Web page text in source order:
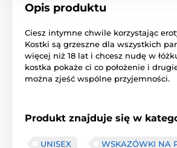
Opis produktu
Ciesz intymne chwile korzystając
Kostki są grzeszne dla wszystkich par
więcej niż 18 lat i chcesz nudę w
kostka pokaże ci co położenie i
można zjeść wspólne przyjemności.
Produkt znajduje się w
UNISEX WSKAZÓWKI NA